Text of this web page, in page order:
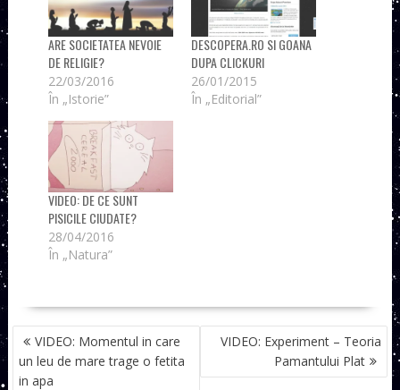
ARE SOCIETATEA NEVOIE
DE RELIGIE?
22/03/2016
În „Istorie”
DESCOPERA.RO SI GOANA
DUPA CLICKURI
26/01/2015
În „Editorial”
VIDEO: DE CE SUNT
PISICILE CIUDATE?
28/04/2016
În „Natura”
NAVIGARE
ÎN
ARTICOLE
VIDEO: Momentul in care
un leu de mare trage o fetita
in apa
VIDEO: Experiment – Teoria
Pamantului Plat